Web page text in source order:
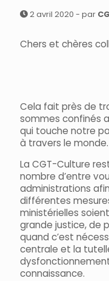
2 avril 2020 - par
Chers et chères
Cela fait près de
sommes confinés
qui touche notre
à travers le monde.
La CGT-Culture
nombre d’entre
administrations
différentes
ministérielles
grande justice, de
quand c’est
centrale et la
connaissance.